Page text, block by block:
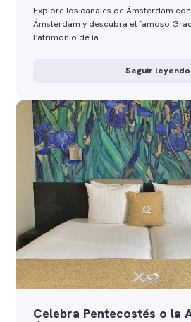
Explore los canales de Ámsterdam con
Ámsterdam y descubra el famoso
Patrimonio de la …
Seguir leyendo
Celebra Pentecostés o la